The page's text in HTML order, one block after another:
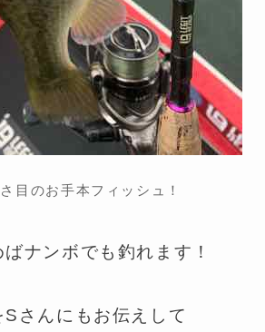
目のお手本フィッシュ！
ナンボでも釣れます！
Sさんにもお伝えして